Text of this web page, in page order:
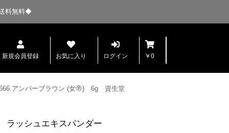
料無料◆
新規会員登録 お気に入り ログイン ￥0
アンバーブラウン (女帝) 6g 資生堂
ラッシュエキスパンダー